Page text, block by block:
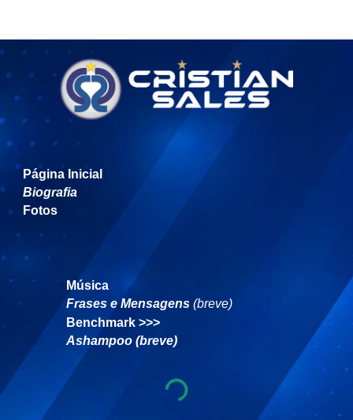
Página Inicial
Biografia
Fotos
Música
Frases e Mensagens (breve)
Benchmark >>>
Ashampoo (breve)